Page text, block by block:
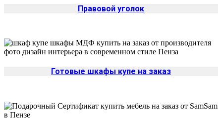
Правовой уголок
Готовые шкафы купе на заказ